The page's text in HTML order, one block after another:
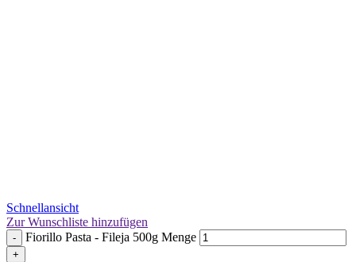
Schnellansicht
Zur Wunschliste hinzufügen
- Fiorillo Pasta - Fileja 500g Menge
+